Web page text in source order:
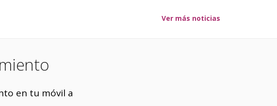
Ver más noticias
en tu móvil a